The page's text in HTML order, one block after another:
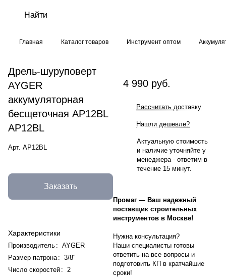
Главная Каталог товаров Инструмент оптом
Дрель-шуруповерт
AYGER
аккумуляторная
бесщеточная AP12BL
AP12BL
Арт. AP12BL
Заказать
Характеристики
Производитель : AYGER
Размер патрона : 3/8"
Число скоростей :
2
4 990 руб.
Рассчитать доставку
Нашли дешевле?
Актуальную стоимость
и наличие уточняйте у
менеджера - ответим в
течение 15 минут.
Промаг — Ваш надежный
поставщик строительных
инструментов в Москве!
Нужна консультация?
Наши специалисты готовы
ответить на все вопросы и
подготовить КП в кратчайшие
сроки!